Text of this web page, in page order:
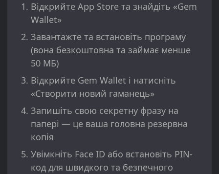
Відкрийте App Store та знайдіть «Gem
Wallet»
Завантажте та встановіть програму
(вона безкоштовна та займає менше
50 МБ)
Відкрийте Gem Wallet і натисніть
«Створити новий гаманець»
Запишіть свою секретну фразу на
папері — це ваша головна резервна
копія
Увімкніть Face ID або встановіть PIN-
код для швидкого та безпечного